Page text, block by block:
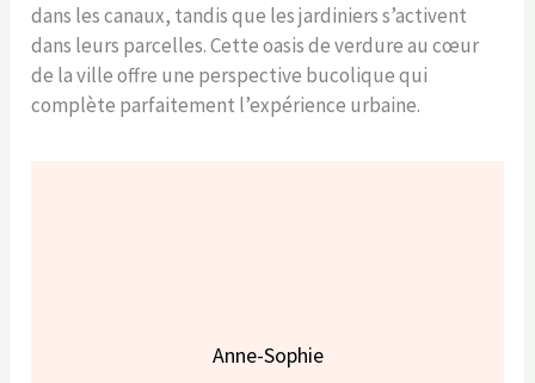
dans les canaux, tandis que les jardiniers s’activent
dans leurs parcelles. Cette oasis de verdure au cœur
de la ville offre une perspective bucolique qui
complète parfaitement l’expérience urbaine.
Anne-Sophie